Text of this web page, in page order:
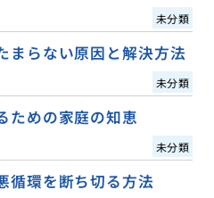
未分類
まらない原因と解決方法
未分類
ための家庭の知恵
未分類
循環を断ち切る方法